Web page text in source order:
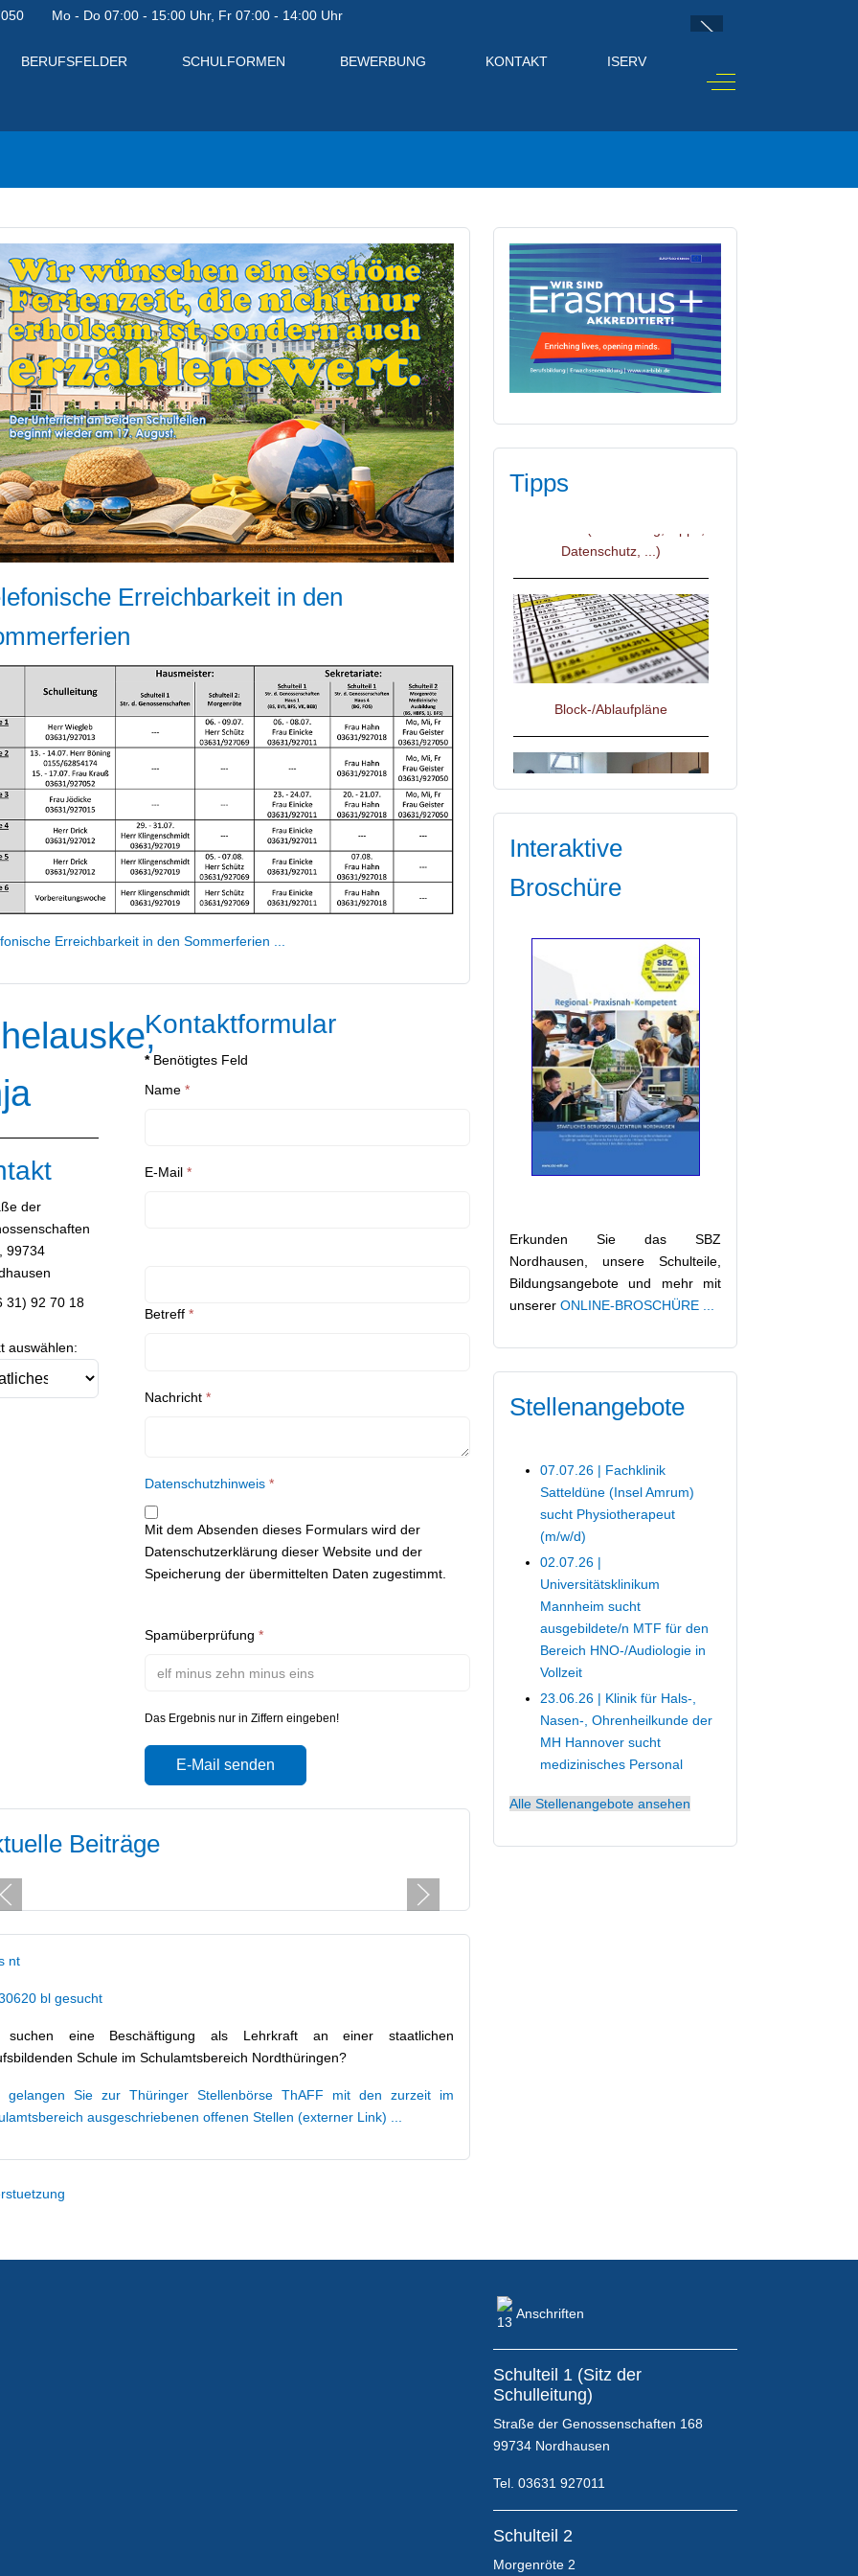
Mo - Do 07:00 - 15:00 Uhr, Fr 07:00 - 14:00 Uhr
BERUFSFELDER SCHULFORMEN BEWERBUNG KONTAKT ISERV
Off-Canvas Toggle
Erreichbarkeit in den
Erreichbarkeit in den Sommerferien ...
der
99734
31) 92 70 18
auswählen:
Kontaktformular
*Benötigtes Feld
Name *
E-Mail *
Betreff *
Nachricht *
Datenschutzhinweis *
Mit dem Absenden dieses Formulars wird der
Datenschutzerklärung dieser Website und der
Speicherung der übermittelten Daten zugestimmt.
Spamüberprüfung *
Das Ergebnis nur in Ziffern eingeben!
E-Mail senden
Beiträge
suchen eine Beschäftigung als Lehrkraft an einer staatlichen
Schule im Schulamtsbereich Nordthüringen?
gelangen Sie zur Thüringer Stellenbörse ThAFF mit den zurzeit im
ausgeschriebenen offenen Stellen (externer Link) ...
Tipps
IServ, Untis und Thüringer
Datenschutz, ...)
Starte Deine Karriere im
Gesundheitswesen!
Flyer für Interessenten &
Bewerber
Kontaktmöglichkeiten
Erasmus+
IServ, Untis und Thüringer
Schulcloud (Anmeldung, Tipps,
Datenschutz, ...)
Block-/Ablaufpläne
Flyer für Interessenten &
Bewerber
Interaktive
Broschüre
Erkunden Sie das SBZ
Nordhausen, unsere Schulteile,
Bildungsangebote und mehr mit
unserer ONLINE-BROSCHÜRE ...
Stellenangebote
07.07.26 | Fachklinik
Satteldüne (Insel Amrum)
sucht Physiotherapeut
(m/w/d)
02.07.26 |
Universitätsklinikum
Mannheim sucht
ausgebildete/n MTF für den
Bereich HNO-/Audiologie in
Vollzeit
23.06.26 | Klinik für Hals-,
Nasen-, Ohrenheilkunde der
MH Hannover sucht
medizinisches Personal
Alle Stellenangebote ansehen
Anschriften
Schulteil 1 (Sitz der
Schulleitung)
Straße der Genossenschaften 168
99734 Nordhausen
Tel. 03631 927011
Schulteil 2
Morgenröte 2